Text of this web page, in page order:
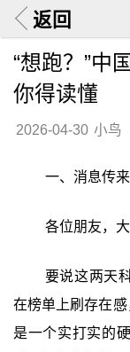
返回
“想跑？”中
你得读懂
2026-04-30 小鸟
一、消息传
各位朋友，大
要说这两天
在榜单上刷存在
是一个实打实的